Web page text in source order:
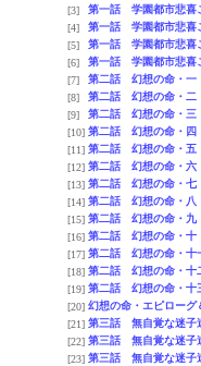
[3]
第一話 学園都市悲喜
[4]
第一話 学園都市悲喜
[5]
第一話 学園都市悲喜
[6]
第一話 学園都市悲喜
[7]
第二話 幻想の命・一
[8]
第二話 幻想の命・二
[9]
第二話 幻想の命・三
[10] 第二話 幻想の命・四
[11] 第二話 幻想の命・五
[12] 第二話 幻想の命・六
[13] 第二話 幻想の命・七
[14] 第二話 幻想の命・八
[15] 第二話 幻想の命・九
[16] 第二話 幻想の命・十
[17] 第二話 幻想の命・十
[18] 第二話 幻想の命・十
[19] 第二話 幻想の命・十
[20] 幻想の命・エピローグ
[21] 第三話 無自覚な迷子
[22] 第三話 無自覚な迷子
[23] 第三話 無自覚な迷子